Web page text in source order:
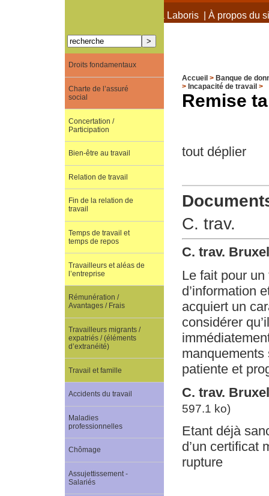
À propos de Terra Laboris| À propos du
Accueil > Banque de
> Incapacité de travail >
Remise
tout déplier
C. trav.
C. trav.
Le fait pour
d’information
acquiert un
considérer
manquements
patiente et
C. trav.
597.1 ko)
Etant déjà
d’un certificat
rupture
Droits fondamentaux
Charte de l’assuré
social
Concertation /
Participation
Bien-être au travail
Relation de travail
Fin de la relation de
travail
Temps de travail et
temps de repos
Travailleurs et aléas de
l’entreprise
Rémunération /
Avantages / Frais
Travailleurs migrants /
expatriés / (éléments
d’extranéité)
Travail et famille
Accidents du travail
Maladies
professionnelles
Chômage
Assujettissement -
Salariés